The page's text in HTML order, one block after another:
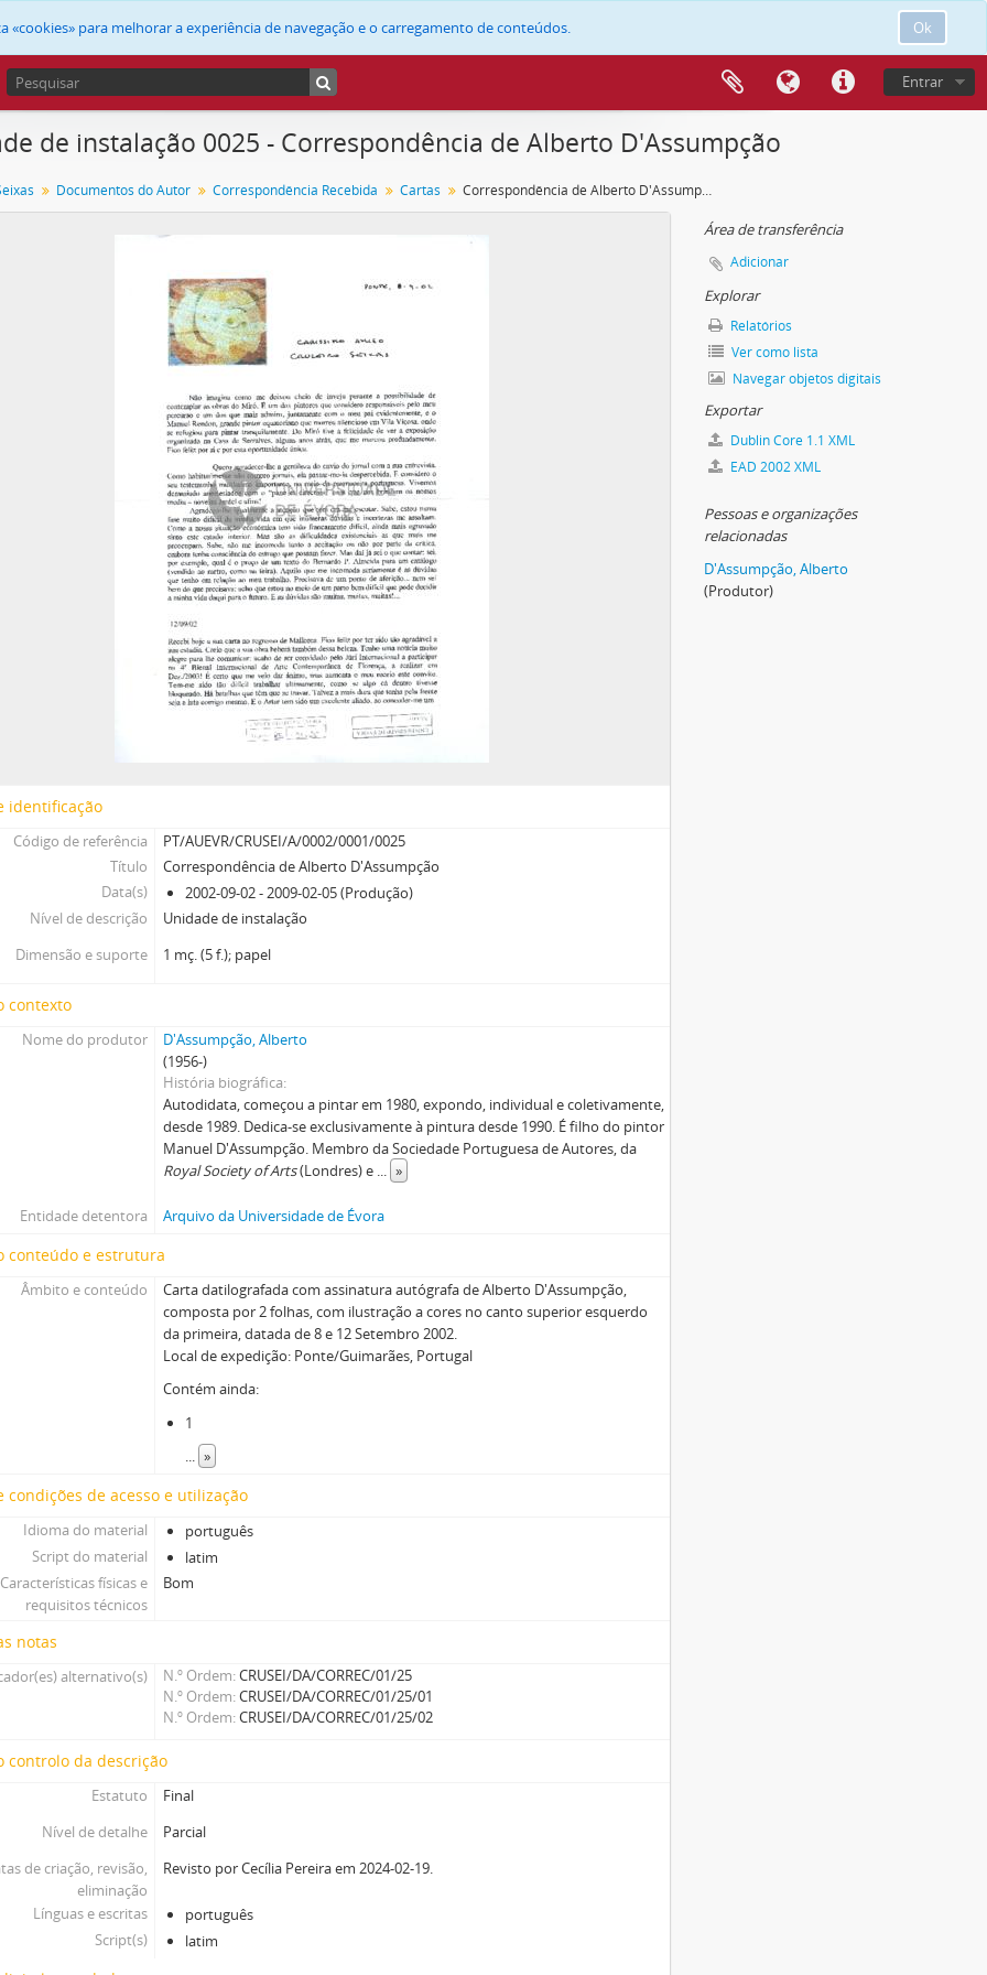
Ok
«cookies» para melhorar a experiência de navegação e o carregamento de conteúdos.
Entrar
de instalação 0025 - Correspondência de Alberto D'Assumpção
Documentos do Autor Correspondência Recebida Cartas Correspondência de Alberto D'Assumpção
identificação
Código de referência
PT/AUEVR/CRUSEI/A/0002/0001/0025
Título
Correspondência de Alberto D'Assumpção
Data(s)
2002-09-02 - 2009-02-05 (Produção)
Nível de descrição
Unidade de instalação
Dimensão e suporte
1 mç. (5 f.); papel
contexto
Nome do produtor
D'Assumpção, Alberto
(1956-)
História biográfica
Autodidata, começou a pintar em 1980, expondo, individual e coletivamente,
desde 1989. Dedica-se exclusivamente à pintura desde 1990. É filho do pintor
Manuel D'Assumpção. Membro da Sociedade Portuguesa de Autores, da
Royal Society of Arts(Londres) e ... »
Entidade detentora Arquivo da Universidade de Évora
conteúdo e estrutura
Âmbito e conteúdo
Carta datilografada com assinatura autógrafa de Alberto D'Assumpção,
composta por 2 folhas, com ilustração a cores no canto superior esquerdo
da primeira, datada de 8 e 12 Setembro 2002.
Local de expedição: Ponte/Guimarães, Portugal
Contém ainda:
1
... »
condições de acesso e utilização
Idioma do material
português
Script do material
latim
Características físicas e
requisitos técnicos
Bom
notas
alternativo(s) N.º Ordem CRUSEI/DA/CORREC/01/25
N.º Ordem CRUSEI/DA/CORREC/01/25/01
N.º Ordem CRUSEI/DA/CORREC/01/25/02
controlo da descrição
Estatuto
Final
Nível de detalhe
Parcial
de criação, revisão,
eliminação
Revisto por Cecília Pereira em 2024-02-19.
Línguas e escritas
português
Script(s)
latim
Área de transferência
Adicionar
Explorar
Relatórios
Ver como lista
Navegar objetos digitais
Exportar
Dublin Core 1.1 XML
EAD 2002 XML
Pessoas e organizações
relacionadas
D'Assumpção, Alberto
(Produtor)